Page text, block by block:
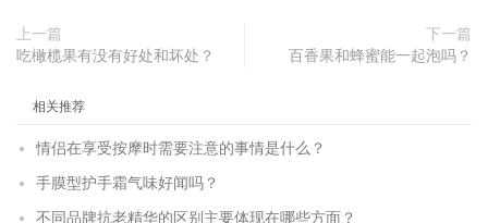
上一篇
吃橄榄果有没有好处和坏处？
下一篇
百香果和蜂蜜能一起泡吗？
相关推荐
情侣在享受按摩时需要注意的事情是什么？
手膜型护手霜气味好闻吗？
不同品牌抗老精华的区别主要体现在哪些方面？